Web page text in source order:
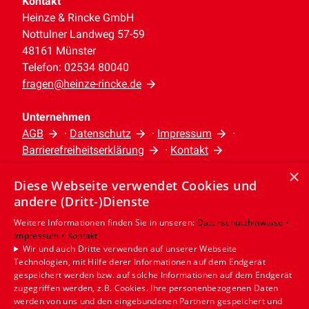
System entfernt werden. Mithilfe einer
Dosierlösung werden Mineralstoffe ins
Wasser gegeben, die die
Kalksteinbildung miniminieren.
am Haus angebracht werden.
In der Zisterne wird das Wasser
gefiltert.
Mithilfe einer Pumpe und eines
Regenwassernutzungsanlage
verlegten Verteilernetzes wird das
Wasser zu den Verbrauchsstellen
transportiert.
Unser Tipp
Da Sie ein zweites Verteilnetz
benötigen, sollten Sie mit
fachmännischer Unterstützung genau
planen, wo Sie das aufbereitete
Heinze & Rincke GmbH
Nottulner Landweg 57-59
48161 Münster
Telefon: 02534 80040
fragen@heinze-rincke.de
Unternehmen
AGB
· Datenschutz · Impressum
·
Barrierefreiheitserklärung
· Kontakt
Leistungen
Privatkunden
Gewerbekunden
Karriere
Unternehmen
Standort
Münster
×
Diese Webseite verwendet Cookies und
andere (Dritt-)Dienste
Weitere Informationen finden Sie in unseren: Datenschutzhinweise •
Impressum • Kontakt
Wir und auch Dritte verwenden auf unserer Webseite
Technologien, mit Hilfe derer Informationen auf dem Endgerät
gespeichert werden bzw. auf solche Informationen auf dem Endgerät
zugegriffen werden, z.B. Cookies. Ihre personenbezogenen Daten
werden von uns und den eingebundenen Partnern gespeichert und